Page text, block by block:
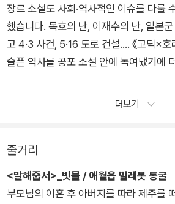
장르 소설도 사회·역사적인 이슈를 다룰
했습니다. 목호의 난, 이재수의 난, 일본
고 4·3 사건, 5·16 도로 건설…. 《고딕×호
슬픈 역사를 공포 소설 안에 녹여냈기에
더보기
줄거리
<말해줍서>_빗물 / 애월읍 빌레못 동굴
부모님의 이혼 후 아버지를 따라 제주를